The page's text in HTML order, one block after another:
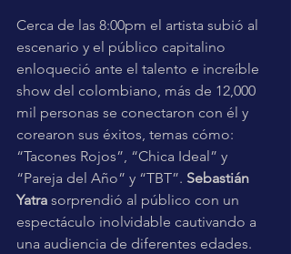
Cerca de las 8:00pm el artista subió al
escenario y el público capitalino
enloqueció ante el talento e increíble
show del colombiano, más de 12,000
mil personas se conectaron con él y
corearon sus éxitos, temas cómo:
“Tacones Rojos”, “Chica Ideal” y
“Pareja del Año” y “TBT”. Sebastián
Yatra sorprendió al público con un
espectáculo inolvidable cautivando a
una audiencia de diferentes edades.